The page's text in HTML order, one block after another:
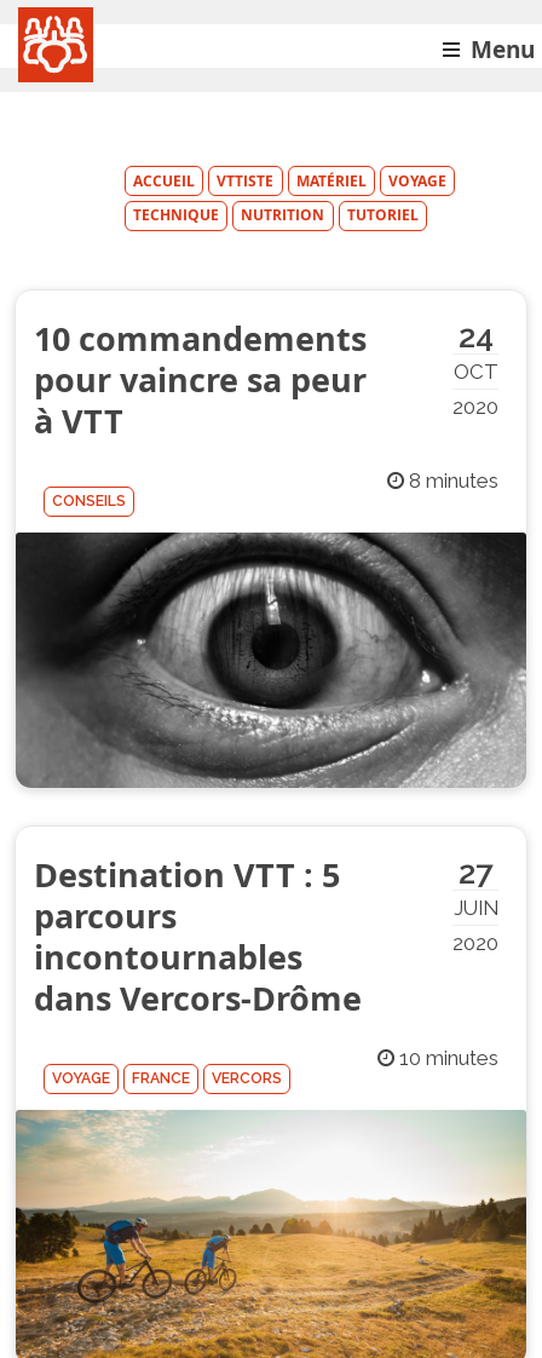
Menu
ACCUEIL VTTISTE MATÉRIEL
VOYAGE
TECHNIQUE
NUTRITION TUTORIEL
24
OCT
2020
10 commandements
pour vaincre sa peur
à VTT
8 minutes
CONSEILS
27
JUIN
2020
Destination VTT : 5
parcours
incontournables
dans Vercors-Drôme
10 minutes
VOYAGE FRANCE VERCORS